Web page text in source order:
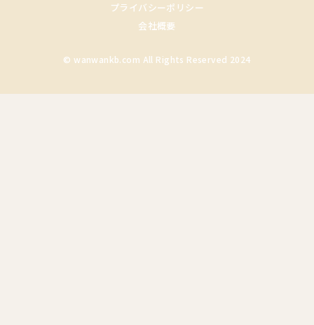
プライバシーポリシー
会社概要
© wanwankb.com All Rights Reserved 2024